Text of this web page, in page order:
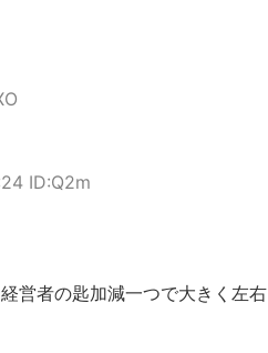
ID:Q2m
営者の匙加減一つで大きく左右